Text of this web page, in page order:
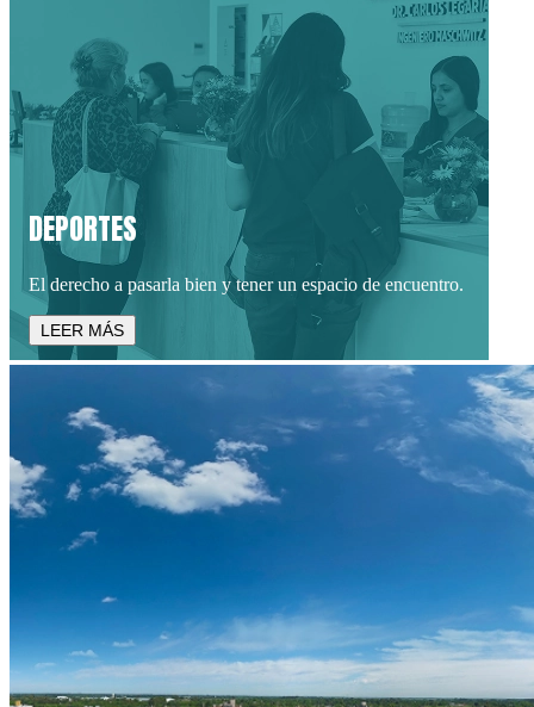
SALUD
En diez años construimos un sistema sanitario que es modelo
en toda la región.
LEER MÁS
DEPORTES
El derecho a pasarla bien y tener un espacio de encuentro.
LEER MÁS